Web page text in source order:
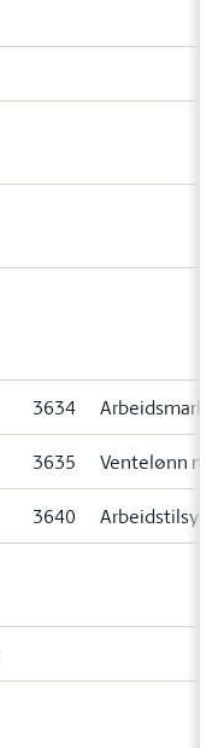
3634
3635 Ventelønn mv.
3640